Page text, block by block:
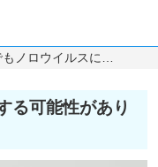
る可能性があり